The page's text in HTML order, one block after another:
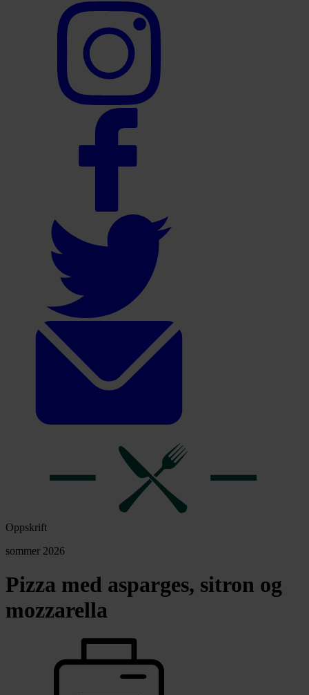
Oppskrift
sommer 2026
Pizza med asparges, sitron og
mozzarella